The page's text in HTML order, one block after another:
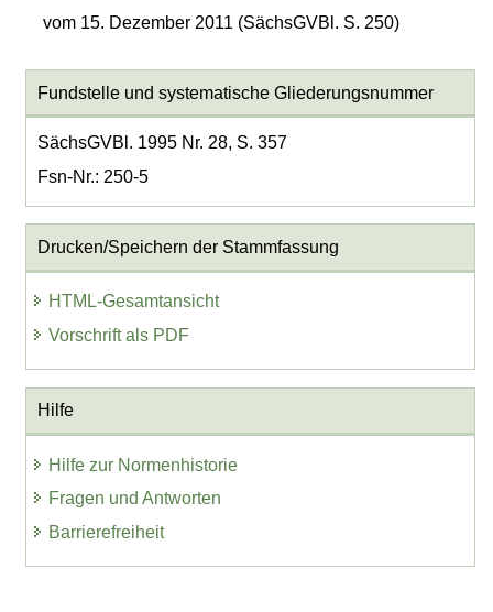
vom 15. Dezember 2011 (SächsGVBl. S. 250)
Fundstelle und systematische Gliederungsnummer
SächsGVBl. 1995 Nr. 28, S. 357
Fsn-Nr.: 250-5
Drucken/Speichern der Stammfassung
HTML-Gesamtansicht
Vorschrift als PDF
Hilfe
Hilfe zur Normenhistorie
Fragen und Antworten
Barrierefreiheit